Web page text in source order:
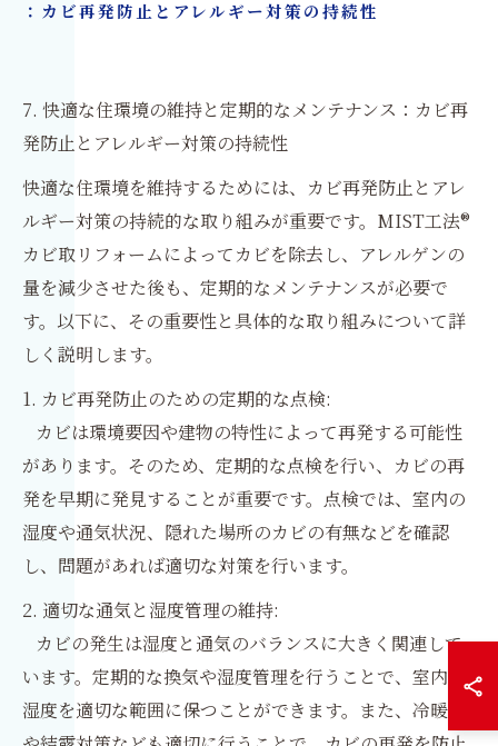
：カビ再発防止とアレルギー対策の持続性
7. 快適な住環境の維持と定期的なメンテナンス：カビ再
発防止とアレルギー対策の持続性
快適な住環境を維持するためには、カビ再発防止とアレ
ルギー対策の持続的な取り組みが重要です。MIST工法®
カビ取リフォームによってカビを除去し、アレルゲンの
量を減少させた後も、定期的なメンテナンスが必要で
す。以下に、その重要性と具体的な取り組みについて詳
しく説明します。
1. カビ再発防止のための定期的な点検:
カビは環境要因や建物の特性によって再発する可能性
があります。そのため、定期的な点検を行い、カビの再
発を早期に発見することが重要です。点検では、室内の
湿度や通気状況、隠れた場所のカビの有無などを確認
し、問題があれば適切な対策を行います。
2. 適切な通気と湿度管理の維持:
カビの発生は湿度と通気のバランスに大きく関連して
います。定期的な換気や湿度管理を行うことで、室内の
湿度を適切な範囲に保つことができます。また、冷暖房